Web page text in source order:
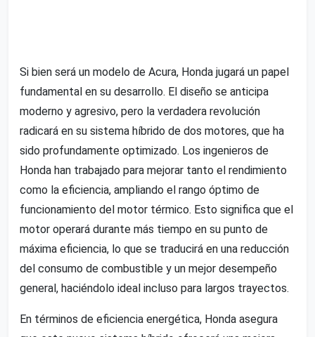
Si bien será un modelo de Acura, Honda jugará un papel
fundamental en su desarrollo. El diseño se anticipa
moderno y agresivo, pero la verdadera revolución
radicará en su sistema híbrido de dos motores, que ha
sido profundamente optimizado. Los ingenieros de
Honda han trabajado para mejorar tanto el rendimiento
como la eficiencia, ampliando el rango óptimo de
funcionamiento del motor térmico. Esto significa que el
motor operará durante más tiempo en su punto de
máxima eficiencia, lo que se traducirá en una reducción
del consumo de combustible y un mejor desempeño
general, haciéndolo ideal incluso para largos trayectos.
En términos de eficiencia energética, Honda asegura